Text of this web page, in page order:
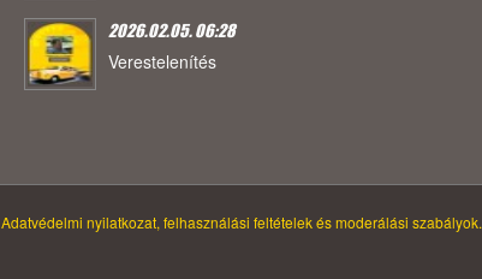
2026.02.05. 06:28
Verestelenítés
Adatvédelmi nyilatkozat, felhasználási feltételek és moderálási szabályok.